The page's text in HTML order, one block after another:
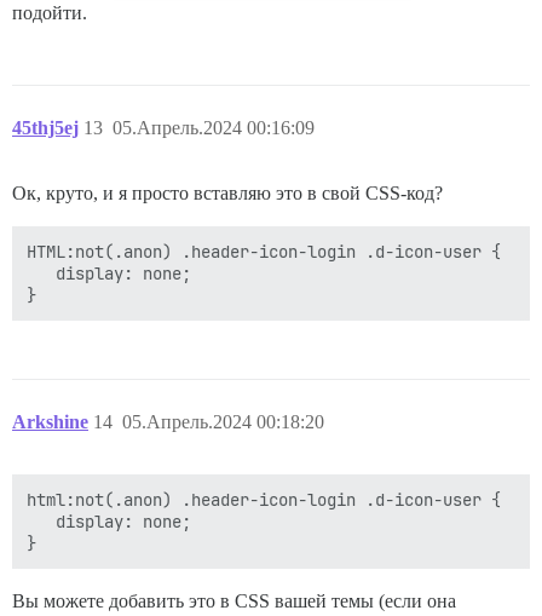
подойти.
45thj5ej 05.Апрель.2024 00:16:09
13
Ок, круто, и я просто вставляю это в свой CSS-код?
HTML:not(.anon) .header-icon-login .d-icon-user {
   display: none;
Arkshine 05.Апрель.2024 00:18:20
14
html:not(.anon) .header-icon-login .d-icon-user {
   display: none;
Вы можете добавить это в CSS вашей темы (если она